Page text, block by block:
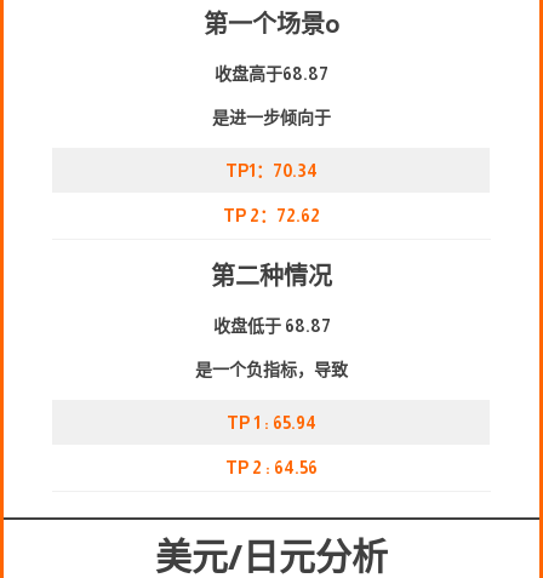
第一个场景o
收盘高于68.87
是进一步倾向于
TP1：70.34
TP 2：72.62
第二种情况
收盘低于 68.87
是一个负指标，导致
TP 1 : 65.94
TP 2 : 64.56
美元/日元分析